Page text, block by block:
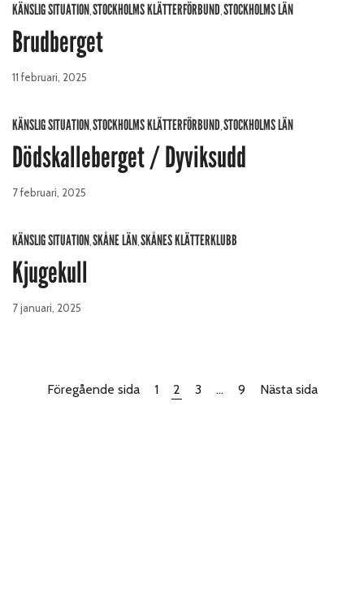
KÄNSLIG SITUATION,STOCKHOLMS KLÄTTERFÖRBUND,STOCKHOLMS LÄN
Brudberget
11 februari, 2025
KÄNSLIG SITUATION,STOCKHOLMS KLÄTTERFÖRBUND,STOCKHOLMS LÄN
Dödskalleberget / Dyviksudd
7 februari, 2025
KÄNSLIG SITUATION,SKÅNE LÄN,SKÅNES KLÄTTERKLUBB
Kjugekull
7 januari, 2025
Föregående sida 1 2 3 … 9 Nästa sida